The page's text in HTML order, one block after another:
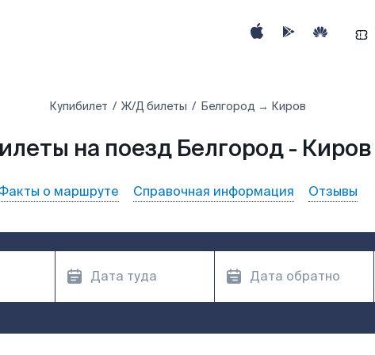
Купибилет Ж/Д билеты Белгород → Киров
на поезд Белгород - Киров
о маршруте Справочная информация Отзывы